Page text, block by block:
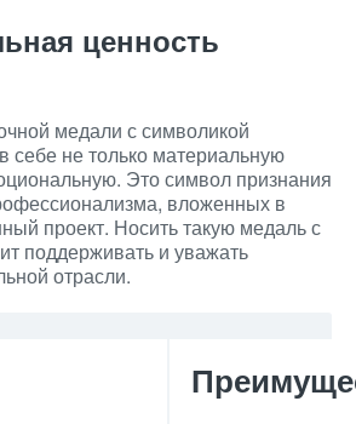
ценность
медали с символикой
себе не только материальную
Это символ признания
вложенных в
проект. Носить такую медаль с
поддерживать и уважать
отрасли.